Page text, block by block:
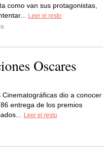
como van sus protagonistas,
Leer el resto
Oscares
Cinematográficas dio a conocer
entrega de los premios
Leer el resto